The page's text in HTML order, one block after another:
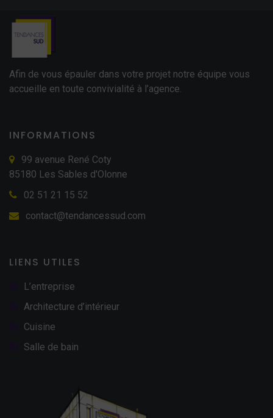
Afin de vous épauler dans votre projet notre équipe vous
accueille en toute convivialité à l’agence.
INFORMATIONS
99 avenue René Coty
85180 Les Sables d'Olonne
02 51 21 15 52
contact@tendancessud.com
LIENS UTILES
L’entreprise
Architecture d’intérieur
Cuisine
Salle de bain